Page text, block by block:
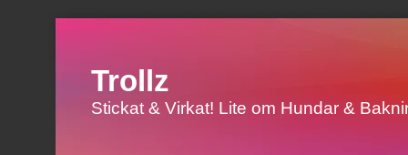
Trollz
Stickat & Virkat! Lite om Hundar &